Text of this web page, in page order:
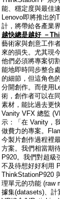
能、穩定度與最佳
Lenovo即將推出的
計，將帶給各產業
越快總是越好 －
藝術家與創意工作
來的損失。尤其現
他們必須將專案切
能地即時同步整合
的細節，但這角色
分開創作。而使用
術，創作者可以在
素材，能比過去更
Vanity VFX 總監
示：「在 Vanity，
做費力的專案。
今製片創作過程裡
方案。我們相當期
P920。我們對超級
不及待想好好利用
ThinkStationP920
理單元的功能 (raw
據集(datasets)、計